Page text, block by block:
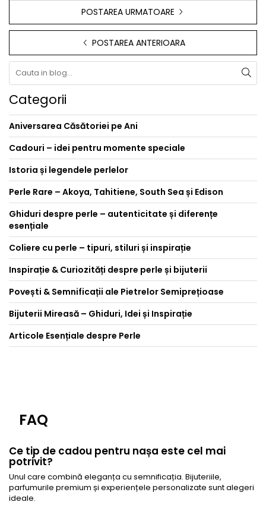
POSTAREA URMATOARE
POSTAREA ANTERIOARA
Categorii
Aniversarea Căsătoriei pe Ani
Cadouri – idei pentru momente speciale
Istoria și legendele perlelor
Perle Rare – Akoya, Tahitiene, South Sea și Edison
Ghiduri despre perle – autenticitate și diferențe
esențiale
Coliere cu perle – tipuri, stiluri și inspirație
Inspirație & Curiozități despre perle și bijuterii
Povești & Semnificații ale Pietrelor Semiprețioase
Bijuterii Mireasă – Ghiduri, Idei și Inspirație
Articole Esențiale despre Perle
FAQ
Ce tip de cadou pentru nașa este cel mai
potrivit?
Unul care combină eleganța cu semnificația. Bijuteriile,
parfumurile premium și experiențele personalizate sunt alegeri
ideale.